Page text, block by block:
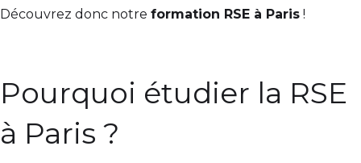
Découvrez donc notre formation RSE à Paris !
Pourquoi étudier la RSE
à Paris ?